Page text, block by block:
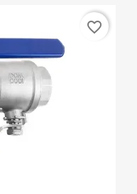
favorite_border